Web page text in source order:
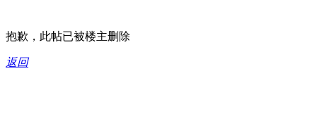
抱歉，此帖已被楼主删除
返回